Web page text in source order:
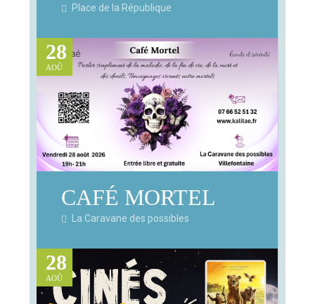
Place de la République
28
AOÛ
CAFÉ MORTEL
La Caravane des possibles
28
AOÛ